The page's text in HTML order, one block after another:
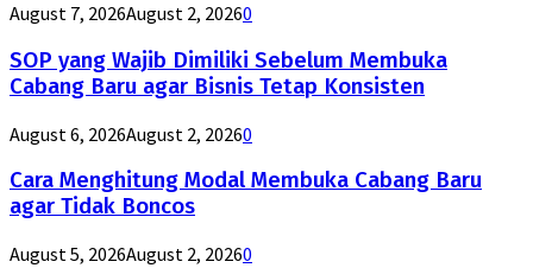
August 7, 2026August 2, 20260
SOP yang Wajib Dimiliki Sebelum Membuka
Cabang Baru agar Bisnis Tetap Konsisten
August 6, 2026August 2, 20260
Cara Menghitung Modal Membuka Cabang Baru
agar Tidak Boncos
August 5, 2026August 2, 20260